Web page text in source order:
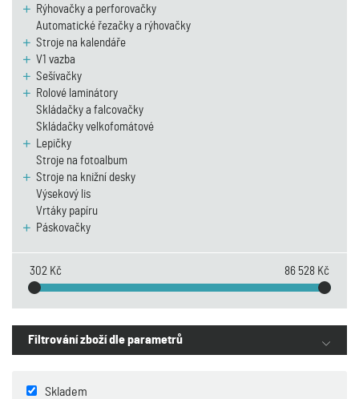
Rýhovačky a perforovačky
Automatické řezačky a rýhovačky
Stroje na kalendáře
V1 vazba
Sešívačky
Rolové laminátory
Skládačky a falcovačky
Skládačky velkofomátové
Lepičky
Stroje na fotoalbum
Stroje na knižní desky
Výsekový lis
Vrtáky papíru
Páskovačky
302 Kč 86 528 Kč
Filtrování zboží dle parametrů
Skladem